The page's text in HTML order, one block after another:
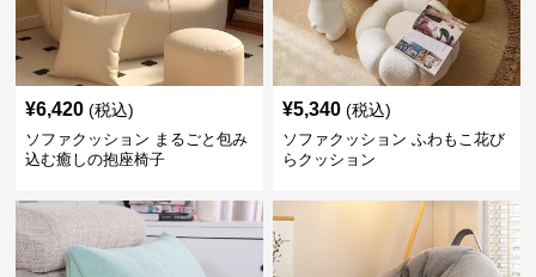
¥6,420 (税込)
ソファクッション まるごと包み
込む癒しの抱座椅子
¥5,340 (税込)
ソファクッション ふわもこ花び
らクッション